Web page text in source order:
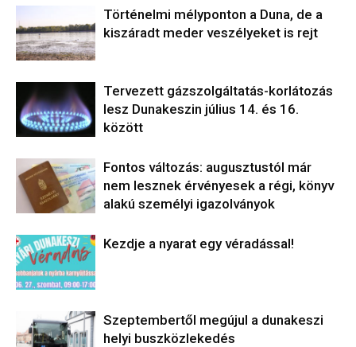
Történelmi mélyponton a Duna, de a
kiszáradt meder veszélyeket is rejt
Tervezett gázszolgáltatás-korlátozás
lesz Dunakeszin július 14. és 16.
között
Fontos változás: augusztustól már
nem lesznek érvényesek a régi, könyv
alakú személyi igazolványok
Kezdje a nyarat egy véradással!
Szeptembertől megújul a dunakeszi
helyi buszközlekedés